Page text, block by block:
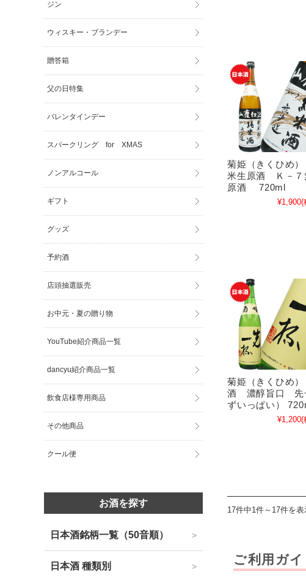
菊姫（きくひめ
米生原酒 Ｋ－７
原酒 720ml
¥1,900(
菊姫（きくひめ
酒 濃醇旨口 先
ずいっぱい）
¥1,200(
17件中1件～17件を表
ご利用ガイ
ジン
ウィスキー・ブランデー
贈答箱
父の日特集
バレンタインデー
スパークリング for XMAS
ノンアルコール
ギフト
グッズ
予約酒
店頭抽選販売
お中元・夏の贈り物
YouTube紹介商品一覧
dancyu紹介商品一覧
飲食店様専用商品
その他商品
クール便
お酒を探す
日本酒銘柄一覧（50音順）
日本酒 種類別